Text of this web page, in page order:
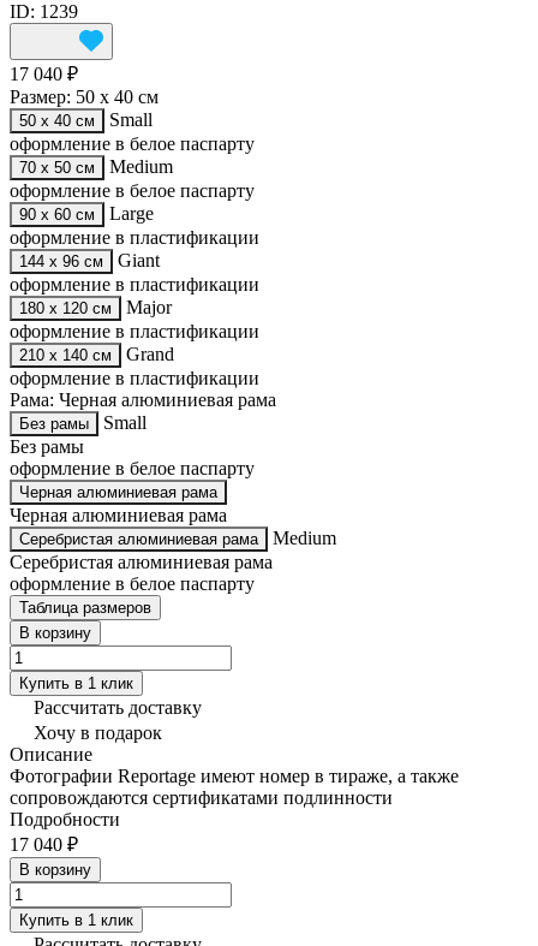
ID: 1239
17 040 ₽
Размер: 50 х 40 см
50 х 40 см
Small
оформление в белое паспарту
70 х 50 см
Medium
оформление в белое паспарту
90 х 60 см
Large
оформление в пластификации
144 х 96 см
Giant
оформление в пластификации
180 х 120 см
Major
оформление в пластификации
210 х 140 см
Grand
оформление в пластификации
Рама: Черная алюминиевая рама
Без рамы
Small
Без рамы
оформление в белое паспарту
Черная алюминиевая рама
Черная алюминиевая рама
Серебристая алюминиевая рама
Medium
Серебристая алюминиевая рама
оформление в белое паспарту
Таблица размеров
В корзину
Купить в 1 клик
Рассчитать доставку
Хочу в подарок
Описание
Фотографии Reportage имеют номер в тираже, а также
сопровождаются сертификатами подлинности
Подробности
17 040 ₽
В корзину
Купить в 1 клик